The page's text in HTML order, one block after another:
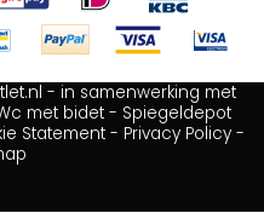
- in samenwerking met
met bidet - Spiegeldepot
Statement- Privacy Policy-